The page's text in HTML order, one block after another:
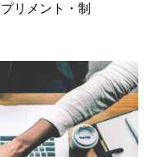
リメント・制